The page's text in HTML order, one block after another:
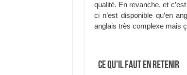
qualité. En revanche, et
ci n’est disponible qu’en
anglais très complexe mais
Ce qu'il faut en retenir